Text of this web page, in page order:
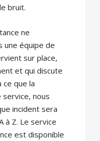
bruit.
ne
une équipe de
sur place,
et qui discute
ce que la
service, nous
incident sera
à Z. Le service
est disponible